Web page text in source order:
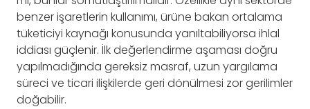
benzer işaretlerin kullanımı, ürüne bakan ortalama
tüketiciyi kaynağı konusunda yanıltabiliyorsa ihlal
iddiası güçlenir. İlk değerlendirme aşaması doğru
yapılmadığında gereksiz masraf, uzun yargılama
süreci ve ticari ilişkilerde geri dönülmesi zor gerilimler
doğabilir.